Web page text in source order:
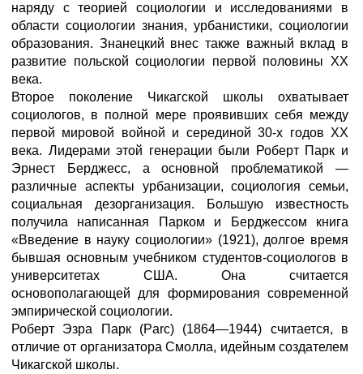
наряду с теорией социологии и исследованиями в
области социологии знания, урбанистики, социологии
образования. Знанецкий внес также важный вклад в
развитие польской социологии первой половины XX
века.
Второе поколение Чикагской школы охватывает
социологов, в полной мере проявивших себя между
первой мировой войной и серединой 30-х годов XX
века. Лидерами этой генерации были Роберт Парк и
Эрнест Берджесс, а основной проблематикой —
различные аспекты урбанизации, социология семьи,
социальная дезорганизация. Большую известность
получила написанная Парком и Берджессом книга
«Введение в науку социологии» (1921), долгое время
бывшая основным учебником студентов-социологов в
университетах США. Она считается
основополагающей для формирования современной
эмпирической социологии.
Роберт Эзра Парк (Parc) (1864—1944) считается, в
отличие от организатора Смолла, идейным создателем
Чикагской школы.